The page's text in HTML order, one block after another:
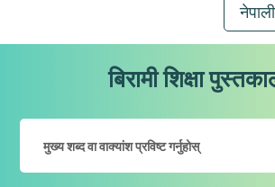
नेपाली
बिरामी शिक्षा